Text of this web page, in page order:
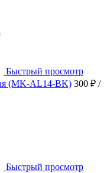
Быстрый просмотр
(MK-AL14-BK) 300 ₽ /
Быстрый просмотр